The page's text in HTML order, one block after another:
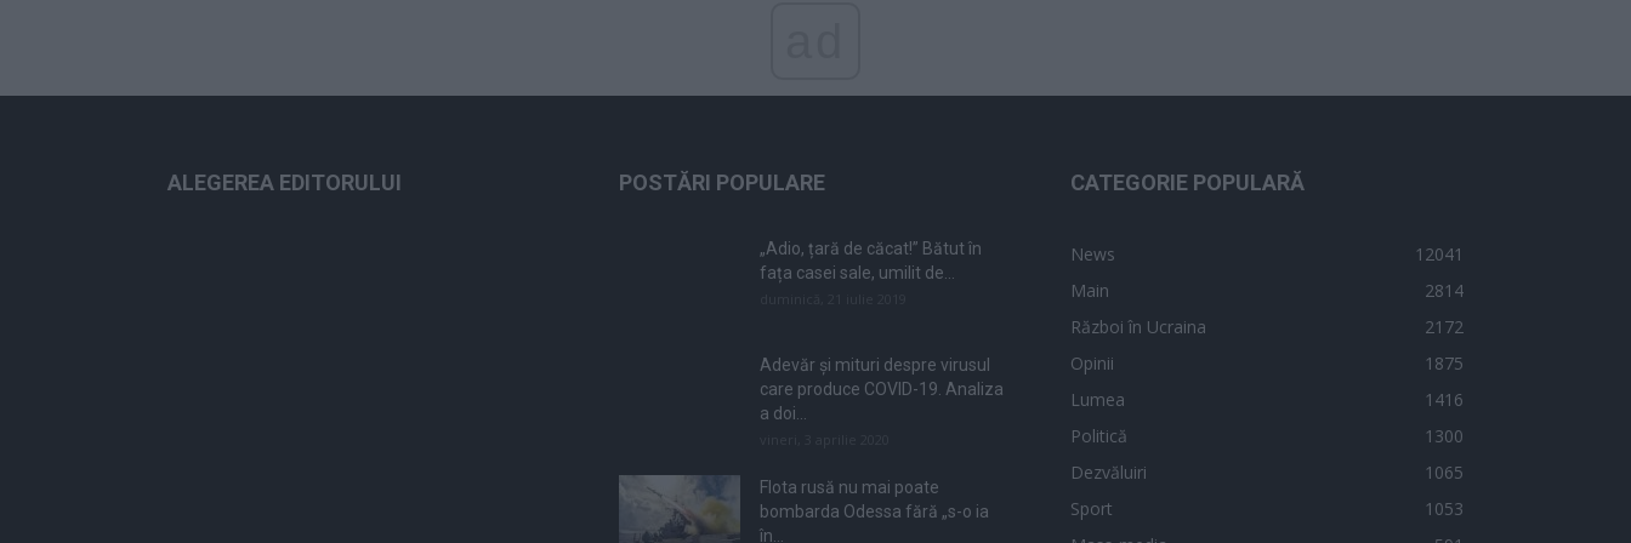
ALEGEREA EDITORULUI POSTĂRI POPULARE
„Adio, țară de căcat!” Bătut în
fața casei sale, umilit de...
Adevăr și mituri despre virusul
care produce COVID-19. Analiza
a doi...
Flota rusă nu mai poate
bombarda Odessa fără „s-o ia
în...
CATEGORIE POPULARĂ
News
12041
Main
2814
Război în Ucraina
2172
Opinii
1875
Lumea
1416
Politică
1300
Dezvăluiri
1065
Sport
1053